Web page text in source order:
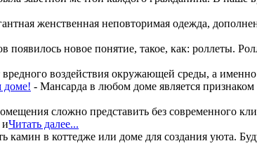
женственная неповторимая одежда,
появилось новое понятие, такое, как: роллеты.
вредного воздействия окружающей среды, а
доме! - Мансарда в любом доме является признаком
сложно представить без современного
иЧитать далее...
камин в коттедже или доме для создания уюта.